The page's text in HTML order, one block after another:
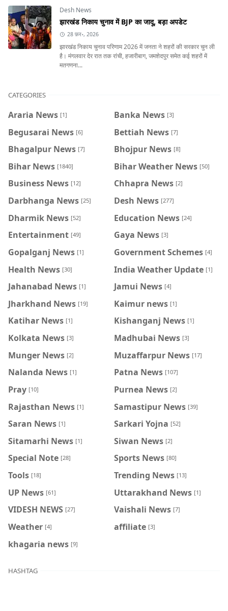
Desh News
झारखंड निकाय चुनाव में BJP का जादू, बड़ा अपडेट
28 फ़र॰, 2026
झारखंड निकाय चुनाव परिणाम 2026 में जनता ने शहरों की सरकार चुन ली
है। मंगलवार देर रात तक रांची, हजारीबाग, जमशेदपुर समेत कई शहरों में
मतगणना...
CATEGORIES
Araria News [1] Banka News [3]
Begusarai News [6] Bettiah News [7]
Bhagalpur News [7] Bhojpur News [8]
Bihar News [1840] Bihar Weather News [50]
Business News [12] Chhapra News [2]
Darbhanga News [25] Desh News [277]
Dharmik News [52] Education News [24]
Entertainment [49] Gaya News [3]
Gopalganj News [1] Government Schemes [4]
Health News [30] India Weather Update [1]
Jahanabad News [1] Jamui News [4]
Jharkhand News [19] Kaimur news [1]
Katihar News [1] Kishanganj News [1]
Kolkata News [3] Madhubai News [3]
Munger News [2] Muzaffarpur News [17]
Nalanda News [1] Patna News [107]
Pray [10] Purnea News [2]
Rajasthan News [1] Samastipur News [39]
Saran News [1] Sarkari Yojna [52]
Sitamarhi News [1] Siwan News [2]
Special Note [28] Sports News [80]
Tools [18] Trending News [13]
UP News [61] Uttarakhand News [1]
VIDESH NEWS [27] Vaishali News [7]
Weather [4] affiliate [3]
khagaria news [9]
HASHTAG